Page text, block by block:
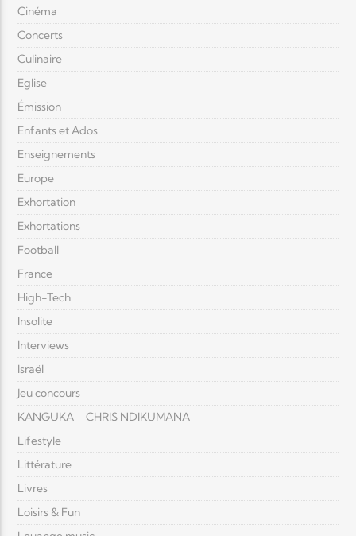
Cinéma
Concerts
Culinaire
Eglise
Émission
Enfants et Ados
Enseignements
Europe
Exhortation
Exhortations
Football
France
High-Tech
Insolite
Interviews
Israël
Jeu concours
KANGUKA – CHRIS NDIKUMANA
Lifestyle
Littérature
Livres
Loisirs & Fun